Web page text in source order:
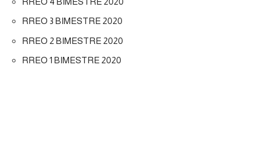
RREO 3 BIMESTRE 2020
RREO 2 BIMESTRE 2020
RREO 1 BIMESTRE 2020